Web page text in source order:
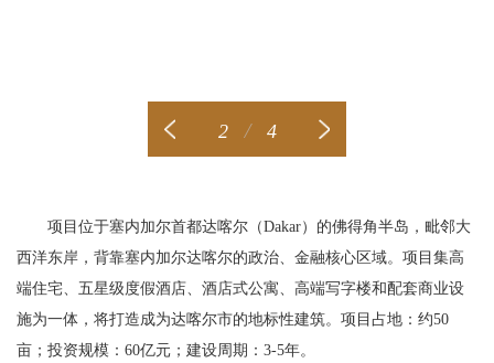
2 / 4
项目位于塞内加尔首都达喀尔（Dakar）的佛得角半岛，毗邻大
西洋东岸，背靠塞内加尔达喀尔的政治、金融核心区域。项目集高
端住宅、五星级度假酒店、酒店式公寓、高端写字楼和配套商业设
施为一体，将打造成为达喀尔市的地标性建筑。项目占地：约50
亩；投资规模：60亿元；建设周期：3-5年。